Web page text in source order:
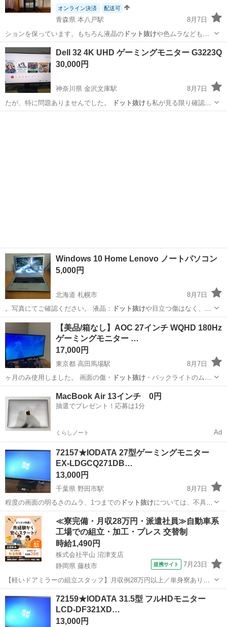
オンライン決済 配送可
青森県 本八戸駅
8月7日
ションを保っています。もちろん液晶のドット抜けや色ムラなども一
切ありません。 テ…
青森 八戸市 テレビ 85インチ
Dell 32 4K UHD ゲーミングモニター G3223Q
30,000円
神奈川県 金沢文庫駅
8月7日
たが、特に問題ありませんでした。
ドット抜けも私が見る限り確認出
来ませんでした。…
Windows 10 Home Lenovo ノートパソコン
5,000円
北海道 札幌市
8月7日
。写真にてご確認ください。 ​液晶：
ドット抜けや目立つ傷はなく、表
示は良好です。 …
北海道 札幌市 ノートパソコン ideapad
【美品/箱なし】AOC 27インチ WQHD 180Hz
ゲーミングモニター …
17,000円
東京都 高田馬場駅
8月7日
ヶ月のみ使用しました。 画面の傷・
ドット抜け・バックライトのムラ
はなく、状態は良…
新宿区 高田馬場駅 周辺機器
MacBook Air 13インチ 0円
抽選でプレゼント！応募は1分
くらしノート Ad
72157★IODATA 27型ゲーミングモニター
EX-LDGCQ271DB…
13,000円
千葉県 野田市駅
8月7日
程度の画面の明るさのムラ、1つまでのドット抜けについては、不具合
として見なさいもの…
千葉 野田市 野田市駅 周辺機器 GigaCrysta
≪寮完備・月収28万円・派遣社員≫自動車系
工場での組立・加工・プレス 交替制
時給1,490円
株式会社平山 沼津支店
静岡県 藤枝市
提携サイト 7月23日
【軽いドアミラーの組立スタッフ】月収例28万円以上／単身寮あり／
年間休日121日／初めてさんも安心のカンタン作業 【未経験歓迎】軽
いドアミラーの組立スタッフ｜新設のキレイな工場◎男女活躍中！ 大
手自動車部品メーカーの新設工...
その他
72159★IODATA 31.5型 フルHDモニター
LCD-DF321XD…
13,000円